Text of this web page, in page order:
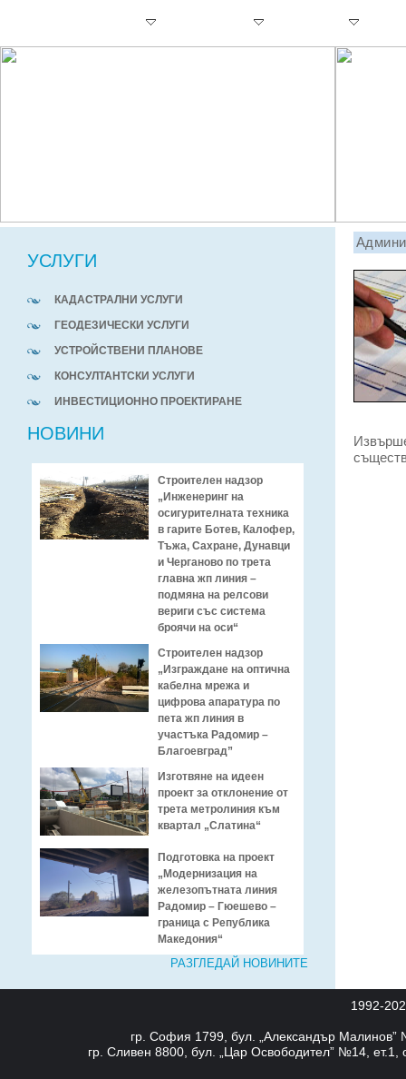
УСЛУГИ
КАДАСТРАЛНИ УСЛУГИ
ГЕОДЕЗИЧЕСКИ УСЛУГИ
УСТРОЙСТВЕНИ ПЛАНОВЕ
КОНСУЛТАНТСКИ УСЛУГИ
ИНВЕСТИЦИОННО ПРОЕКТИРАНЕ
НОВИНИ
Строителен надзор
„Инженеринг на
осигурителната техника
в гарите Ботев, Калофер,
Тъжа, Сахране, Дунавци
и Черганово по трета
главна жп линия –
подмяна на релсови
вериги със система
броячи на оси“
Строителен надзор
„Изграждане на оптична
кабелна мрежа и
цифрова апаратура по
пета жп линия в
участъка Радомир –
Благоевград”
Изготвяне на идеен
проект за отклонение от
трета метролиния към
квартал „Слатина“
Подготовка на проект
„Модернизация на
железопътната линия
Радомир – Гюешево –
граница с Република
Македония“
РАЗГЛЕДАЙ НОВИНИТЕ
1992-
гр. София 1799, бул. „Александър
гр. Сливен 8800, бул. „Цар Освободител” №14,